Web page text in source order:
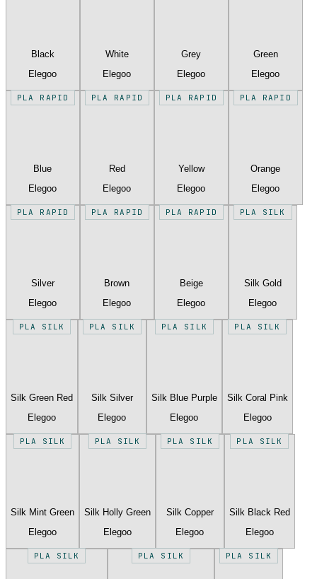
Black
Elegoo
White
Elegoo
Grey
Elegoo
Green
Elegoo
PLA RAPID
Blue
Elegoo
PLA RAPID
Red
Elegoo
PLA RAPID
Yellow
Elegoo
PLA RAPID
Orange
Elegoo
PLA RAPID
Silver
Elegoo
PLA RAPID
Brown
Elegoo
PLA RAPID
Beige
Elegoo
PLA SILK
Silk Gold
Elegoo
PLA SILK
Silk Green Red
Elegoo
PLA SILK
Silk Silver
Elegoo
PLA SILK
Silk Blue Purple
Elegoo
PLA SILK
Silk Coral Pink
Elegoo
PLA SILK
Silk Mint Green
Elegoo
PLA SILK
Silk Holly Green
Elegoo
PLA SILK
Silk Copper
Elegoo
PLA SILK
Silk Black Red
Elegoo
PLA SILK PLA SILK PLA SILK